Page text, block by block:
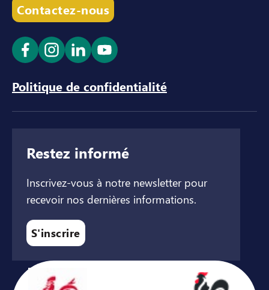
Contactez-nous
Ouvrir le lien dans un nouvel onglet
Ouvrir le lien dans un nouvel onglet
Ouvrir le lien dans un nouvel
Ouvrir le lien dans un
Politique de confidentialité
Restez informé
Inscrivez-vous à notre newsletter pour
recevoir nos dernières informations.
S'inscrire
Avec le soutien de ...